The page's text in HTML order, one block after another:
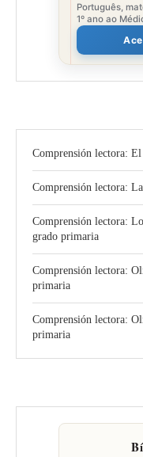
Português,
1º ano ao
Comprensión lectora:
Comprensión lectora:
Comprensión lectora:
grado primaria
Comprensión lectora:
primaria
Comprensión lectora:
primaria